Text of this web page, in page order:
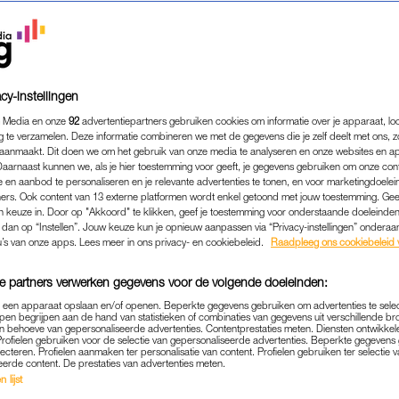
VERHUIZEN IN 'IK
KINDEREN NAAR
MANGOBOER TE WORDEN
ENTERTAINMENT FRAGMENT GEMIST
25-06-2023 | MAAIKE KOOIJMAN
hebben ze nog niet, geeft Maayke (31) toe. “We
instellingen
en onze 92 advertentiepartners gebruiken cookies om informatie over je apparaat,
te verzamelen. Deze informatie combineren we met de gegevens die je zelf deelt met ons,
Dit doen we om het gebruik van onze media te analyseren en onze websites en
kunnen we, als je hier toestemming voor geeft, je gegevens gebruiken om onze
en aanbod te personaliseren en je relevante advertenties te tonen, en voor
Ook content van 13 externe platformen wordt enkel getoond met jouw toestemming.
keuze in. Door op "Akkoord" te klikken, geef je toestemming voor onderstaande
op “Instellen”. Jouw keuze kun je opnieuw aanpassen via “Privacy-instellingen”
van onze apps. Lees meer in ons privacy- en cookiebeleid.
Raadpleeg ons cookiebeleid
partners verwerken gegevens voor de volgende doeleinden:
apparaat opslaan en/of openen. Beperkte gegevens gebruiken om advertenties te
begrijpen aan de hand van statistieken of combinaties van gegevens uit verschillende
behoeve van gepersonaliseerde advertenties. Contentprestaties meten. Diensten
gebruiken voor de selectie van gepersonaliseerde advertenties. Beperkte
Profielen aanmaken ter personalisatie van content. Profielen gebruiken ter selectie
content. De prestaties van advertenties meten.
lijst